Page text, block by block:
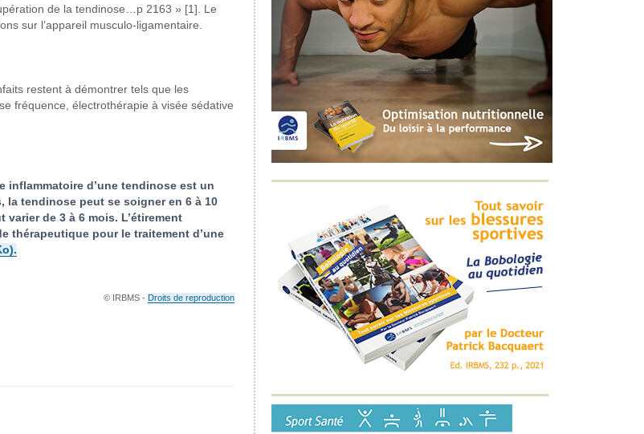
de la tendinose…p 2163 » [1].
Le
sur l’appareil musculo-ligamentaire.
restent à démontrertels que les
fréquence, électrothérapie à visée sédative
inflammatoired’une tendinose est un
la tendinose peutse soigner en 6 à 10
varier de 3 à 6 mois. L’étirement
thérapeutique pour le traitementd’une
© IRBMS - Droits de reproduction